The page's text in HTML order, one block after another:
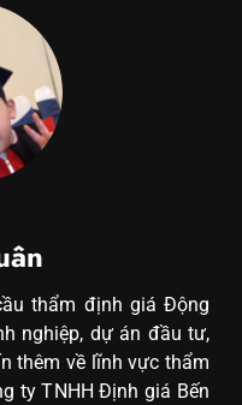
thẩm định giá Động
nghiệp, dự án đầu tư,
thêm về lĩnh vực thẩm
ty TNHH Định giá Bến